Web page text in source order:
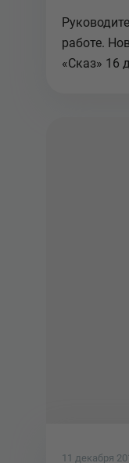
работе.
«Сказ» 16
11 декабря